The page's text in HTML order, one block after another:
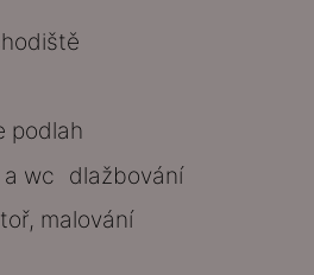
podlah
wc dlažbování
malování